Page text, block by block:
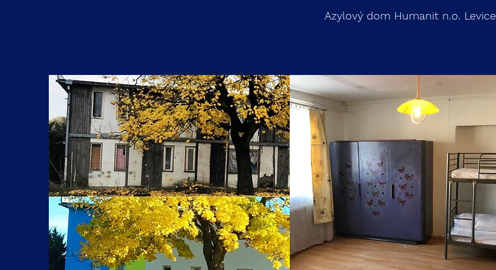
Azylový dom Humanit n.o. Levice